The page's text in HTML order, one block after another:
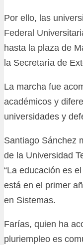
Por ello, las
Federal
hasta la plaza de
la Secretaría de
La marcha fue
académicos y
universidades y
Santiago Sánchez
de la Universidad
“La educación es
está en el primer
en Sistemas.
Farías, quien ha
pluriempleo es